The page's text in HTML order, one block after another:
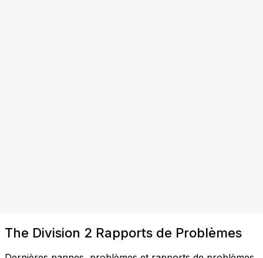
The Division 2 Rapports de Problèmes